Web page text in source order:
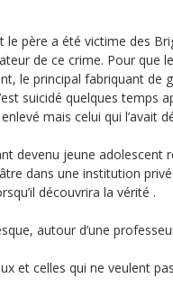
le père a été victime des
de ce crime. Pour que
le principal fabriquant de
suicidé quelques temps
mais celui qui l’avait
devenu jeune
dans une institution
découvrira la vérité .
autour d’une
et celles qui ne veulent